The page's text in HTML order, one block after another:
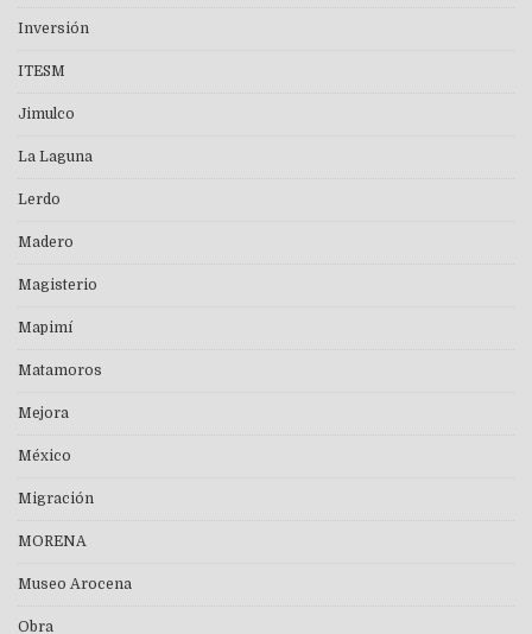
Inversión
ITESM
Jimulco
La Laguna
Lerdo
Madero
Magisterio
Mapimí
Matamoros
Mejora
México
Migración
MORENA
Museo Arocena
Obra